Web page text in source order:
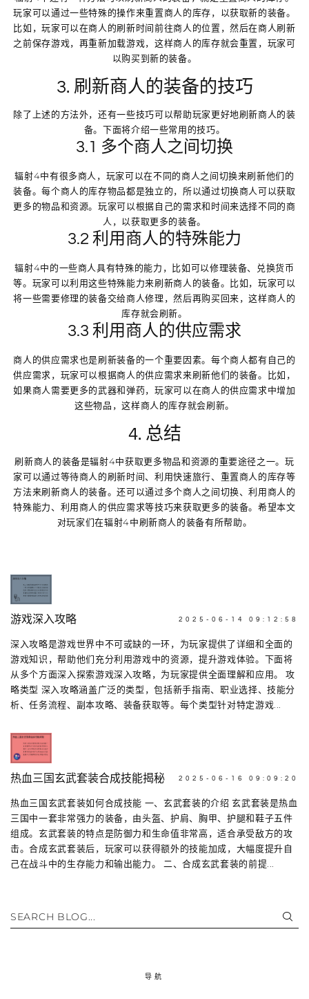
玩家可以通过一些特殊的操作来重置商人的库存，以获取新的装备。
比如，玩家可以在商人的刷新时间前往商人的位置，然后在商人刷新
之前保存游戏，再重新加载游戏，这样商人的库存就会重置，玩家可
以购买到新的装备。
3. 刷新商人的装备的技巧
除了上述的方法外，还有一些技巧可以帮助玩家更好地刷新商人的装
备。下面将介绍一些常用的技巧。
3.1 多个商人之间切换
辐射4中有很多商人，玩家可以在不同的商人之间切换来刷新他们的
装备。每个商人的库存物品都是独立的，所以通过切换商人可以获取
更多的物品和资源。玩家可以根据自己的需求和时间来选择不同的商
人，以获取更多的装备。
3.2 利用商人的特殊能力
辐射4中的一些商人具有特殊的能力，比如可以修理装备、兑换货币
等。玩家可以利用这些特殊能力来刷新商人的装备。比如，玩家可以
将一些需要修理的装备交给商人修理，然后再购买回来，这样商人的
库存就会刷新。
3.3 利用商人的供应需求
商人的供应需求也是刷新装备的一个重要因素。每个商人都有自己的
供应需求，玩家可以根据商人的供应需求来刷新他们的装备。比如，
如果商人需要更多的武器和弹药，玩家可以在商人的供应需求中增加
这些物品，这样商人的库存就会刷新。
4. 总结
刷新商人的装备是辐射4中获取更多物品和资源的重要途径之一。玩
家可以通过等待商人的刷新时间、利用快速旅行、重置商人的库存等
方法来刷新商人的装备。还可以通过多个商人之间切换、利用商人的
特殊能力、利用商人的供应需求等技巧来获取更多的装备。希望本文
对玩家们在辐射4中刷新商人的装备有所帮助。
游戏深入攻略 2025-06-14 09:12:58
深入攻略是游戏世界中不可或缺的一环，为玩家提供了详细和全面的
游戏知识，帮助他们充分利用游戏中的资源，提升游戏体验。下面将
从多个方面深入探索游戏深入攻略，为玩家提供全面理解和应用。 攻
略类型 深入攻略涵盖广泛的类型，包括新手指南、职业选择、技能分
析、任务流程、副本攻略、装备获取等。每个类型针对特定游戏...
热血三国玄武套装合成技能揭秘 2025-06-16 09:09:20
热血三国玄武套装如何合成技能 一、玄武套装的介绍 玄武套装是热血
三国中一套非常强力的装备，由头盔、护肩、胸甲、护腿和鞋子五件
组成。玄武套装的特点是防御力和生命值非常高，适合承受敌方的攻
击。合成玄武套装后，玩家可以获得额外的技能加成，大幅度提升自
己在战斗中的生存能力和输出能力。 二、合成玄武套装的前提...
SEARCH BLOG...
导航